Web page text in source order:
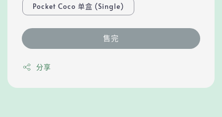
Pocket Coco 单盒 (Single)
售完
分享